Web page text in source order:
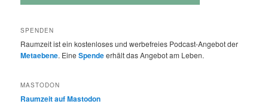
SPENDEN
Raumzeit ist ein kostenloses und werbefreies Podcast-Angebot der
Metaebene. EineSpendeerhält das Angebot am Leben.
MASTODON
Raumzeit auf Mastodon